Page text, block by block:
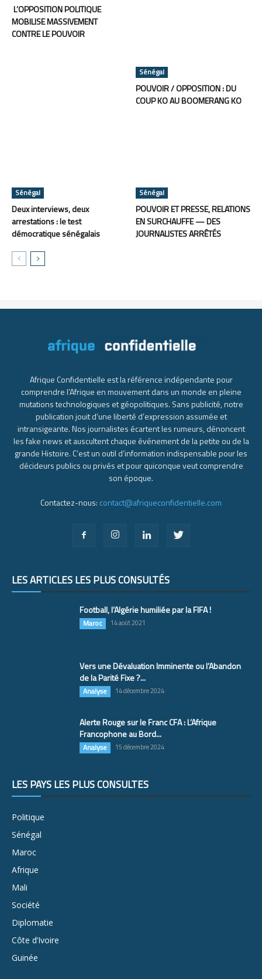
L’OPPOSITION POLITIQUE
MOBILISE MASSIVEMENT
CONTRE LE POUVOIR
Sénégal
POUVOIR / OPPOSITION : DU
COUP KO AU BOOMERANG KO
Sénégal
Deux interviews, deux
arrestations : le test
démocratique sénégalais
Sénégal
POUVOIR ET PRESSE, RELATIONS
EN SURCHAUFFE — DES
JOURNALISTES ARRÊTÉS
Afrique Confidentielle est la référence indépendante pour
comprendre l’Afrique en mouvement dans un monde en pleine
mutations technologiques et géopolitiques. Sans publicité, notre
publication jouit d’une liberté d’expression assumée et
intransigeante. Nos journalistes écartent les rumeurs, dénoncent
les fake news et auscultent chaque événement de la petite ou de la
grande Histoire. C’est un outil d’information indispensable pour les
décideurs publics ou privés et pour quiconque veut comprendre
son époque.
Contactez-nous: contact@afriqueconfidentielle.com
LES ARTICLES LES PLUS CONSULTÉS
Football, l’Algérie humiliée par la FIFA !
Maroc 14 août 2021
Vers une Dévaluation Imminente ou l’Abandon
de la Parité Fixe ?...
Analyse 14 décembre 2024
Alerte Rouge sur le Franc CFA : L’Afrique
Francophone au Bord...
Analyse 15 décembre 2024
LES PAYS LES PLUS CONSULTÉS
Politique
Sénégal
Maroc
Afrique
Mali
Société
Diplomatie
Côte d’Ivoire
Guinée